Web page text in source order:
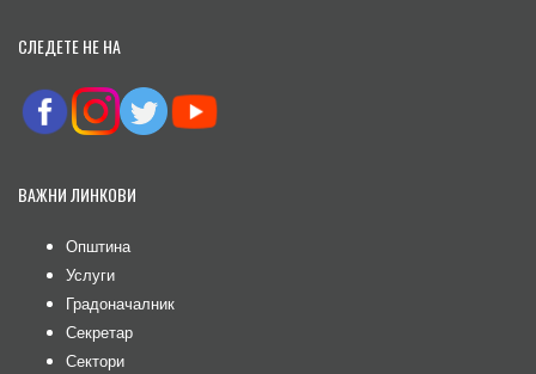
СЛЕДЕТЕ НЕ НА
ВАЖНИ ЛИНКОВИ
Општина
Услуги
Градоначалник
Секретар
Сектори